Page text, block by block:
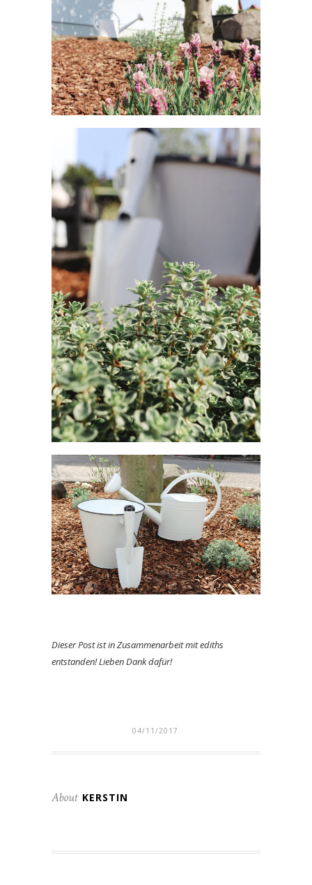
Dieser Post ist in Zusammenarbeit mit ediths
entstanden! Lieben Dank dafür!
04/11/2017
About KERSTIN